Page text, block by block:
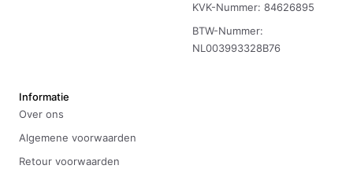
KVK-Nummer: 84626895
BTW-Nummer:
NL003993328B76
Informatie
Over ons
Algemene voorwaarden
Retour voorwaarden